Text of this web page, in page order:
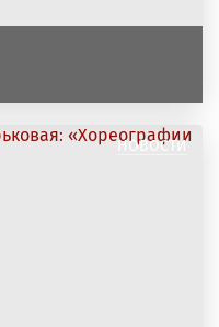
НОВОСТИ